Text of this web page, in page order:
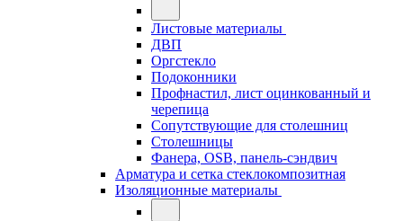
Листовые материалы
ДВП
Оргстекло
Подоконники
Профнастил, лист оцинкованный и
черепица
Сопутствующие для столешниц
Столешницы
Фанера, OSB, панель-сэндвич
Арматура и сетка стеклокомпозитная
Изоляционные материалы